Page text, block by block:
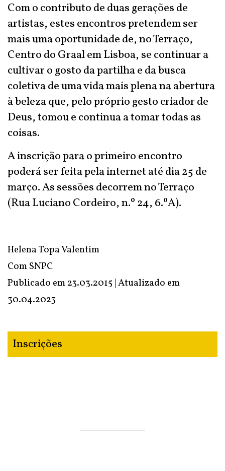
Com o contributo de duas gerações de
artistas, estes encontros pretendem ser
mais uma oportunidade de, no Terraço,
Centro do Graal em Lisboa, se continuar a
cultivar o gosto da partilha e da busca
coletiva de uma vida mais plena na abertura
à beleza que, pelo próprio gesto criador de
Deus, tomou e continua a tomar todas as
coisas.
A inscrição para o primeiro encontro
poderá ser feita pela internet até dia 25 de
março. As sessões decorrem no Terraço
(Rua Luciano Cordeiro, n.º 24, 6.ºA).
Helena Topa Valentim
Com SNPC
Publicado em 23.03.2015 | Atualizado em
30.04.2023
Inscrições